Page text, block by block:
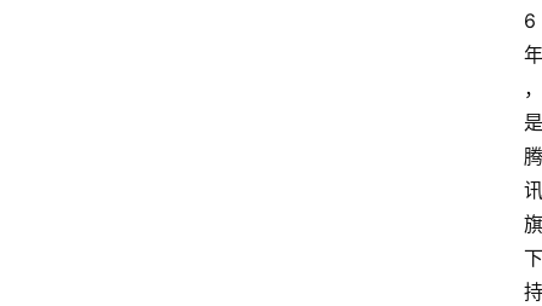
6
年
，
是
腾
讯
旗
下
持